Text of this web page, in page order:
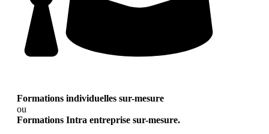
Formations individuelles sur-mesure
ou
Formations Intra entreprise sur-mesure.